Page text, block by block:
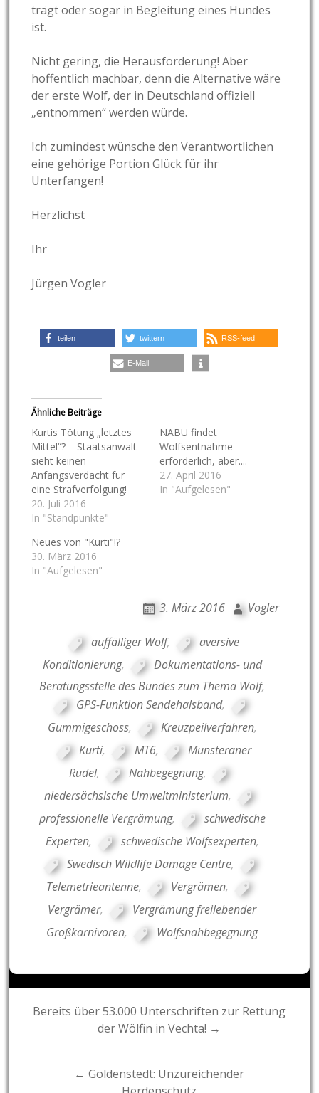
trägt oder sogar in Begleitung eines Hundes
ist.
Nicht gering, die Herausforderung! Aber
hoffentlich machbar, denn die Alternative wäre
der erste Wolf, der in Deutschland offiziell
„entnommen“ werden würde.
Ich zumindest wünsche den Verantwortlichen
eine gehörige Portion Glück für ihr
Unterfangen!
Herzlichst
Ihr
Jürgen Vogler
teilen twittern RSS-feed
E-Mail
Ähnliche Beiträge
Kurtis Tötung „letztes
Mittel“? – Staatsanwalt
sieht keinen
Anfangsverdacht für
eine Strafverfolgung!
20. Juli 2016
In "Standpunkte"
NABU findet
Wolfsentnahme
erforderlich, aber....
27. April 2016
In "Aufgelesen"
Neues von "Kurti"!?
30. März 2016
In "Aufgelesen"
3. März 2016 Vogler
auffälliger Wolf,
aversive
Konditionierung,
Dokumentations- und
Beratungsstelle des Bundes zum Thema Wolf,
GPS-Funktion Sendehalsband,
Gummigeschoss, Kreuzpeilverfahren,
Kurti, MT6,
Munsteraner
Rudel, Nahbegegnung,
niedersächsische Umweltministerium,
professionelle Vergrämung,
schwedische
Experten, schwedische Wolfsexperten,
Swedisch Wildlife Damage Centre,
Telemetrieantenne, Vergrämen,
Vergrämer,
Vergrämung freilebender
Großkarnivoren, Wolfsnahbegegnung
Post
navigation
Bereits über 53.000 Unterschriften zur Rettung
der Wölfin in Vechta! →
← Goldenstedt: Unzureichender